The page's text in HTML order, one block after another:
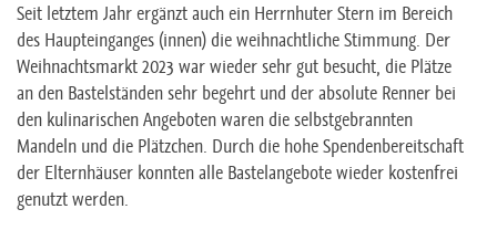
Seit letztem Jahr ergänzt auch ein Herrnhuter Stern im Bereich
des Haupteinganges (innen) die weihnachtliche Stimmung. Der
Weihnachtsmarkt 2023 war wieder sehr gut besucht, die Plätze
an den Bastelständen sehr begehrt und der absolute Renner bei
den kulinarischen Angeboten waren die selbstgebrannten
Mandeln und die Plätzchen. Durch die hohe Spendenbereitschaft
der Elternhäuser konnten alle Bastelangebote wieder kostenfrei
genutzt werden.